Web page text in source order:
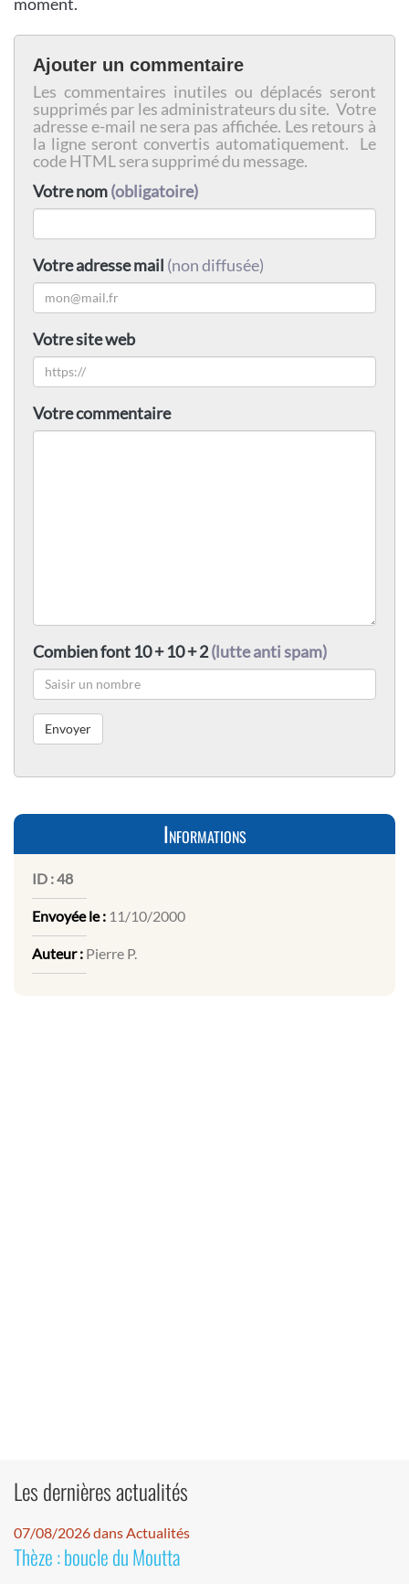
Ajouter un commentaire
Les commentaires inutiles ou déplacés seront
supprimés par les administrateurs du site. Votre
adresse e-mail ne sera pas affichée. Les retours à
la ligne seront convertis automatiquement. Le
code HTML sera supprimé du message.
Votre nom(obligatoire)
Votre adresse mail (non diffusée)
Votre site web
Votre commentaire
Combien font 10 + 10 + 2(lutte anti spam)
Informations
ID :48
Envoyée le : 11/10/2000
Auteur : Pierre P.
Les dernières actualités
07/08/2026 dans Actualités
Thèze : boucle du Moutta